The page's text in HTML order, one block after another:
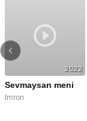
2022
Sevmaysan meni
Imron